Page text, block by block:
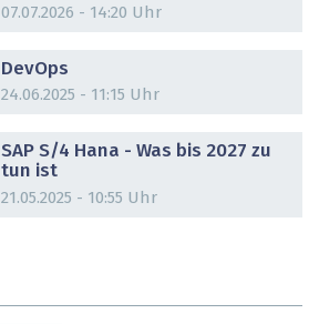
07.07.2026 - 14:20 Uhr
DevOps
24.06.2025 - 11:15 Uhr
SAP S/4 Hana - Was bis 2027 zu
tun ist
21.05.2025 - 10:55 Uhr